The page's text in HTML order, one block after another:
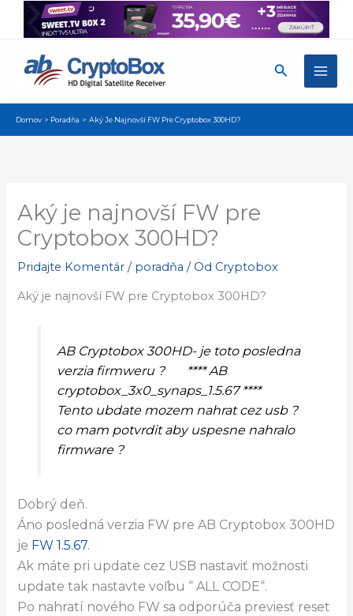
Preskočiť
Hľadať
Domov Poradňa Aký Je Najnovší FW Pre Cryptobox 300HD?
Aký je najnovší FW pre
Cryptobox 300HD?
Pridajte Komentár / poradňa / Od Cryptobox
Aký je najnovší FW pre Cryptobox 300HD?
AB Cryptobox 300HD- je toto posledna
verzia firmweru ? **** AB
cryptobox_3x0_synaps_1.5.67 ****
Tento ubdate mozem nahrat cez usb ?
co mam potvrdit aby uspesne nahralo
firmware ?
Dobrý deň.
Áno posledná verzia FW pre AB Cryptobox 300HD
je FW 1.5.67.
Ak máte pri update cez USB nastaviť možnosti
update tak nastavte voľbu “ ALL CODE“.
Po nahratí nového FW sa odporúča previesť reset